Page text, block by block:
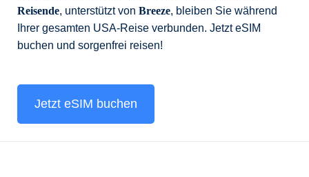
Reisende, unterstützt von Breeze, bleiben Sie während
Ihrer gesamten USA-Reise verbunden. Jetzt eSIM
buchen und sorgenfrei reisen!
Jetzt eSIM buchen